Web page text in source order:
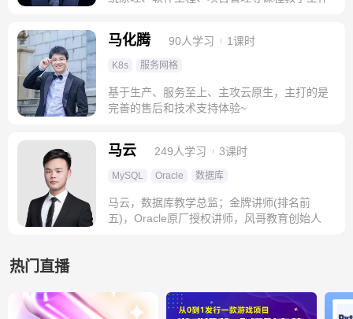
马化腾 90人学习 1课时
K8s 服务网格
基于生产、服务至上、主攻云原生，主打的是
完善的售后和技术支持体验~
马云 249人学习 3课时
MySQL Oracle 数据库
马云，数据库教学总监；金牌讲师(排名前
五)，Oracle原厂授权讲师，风哥教育创始人
热门直播